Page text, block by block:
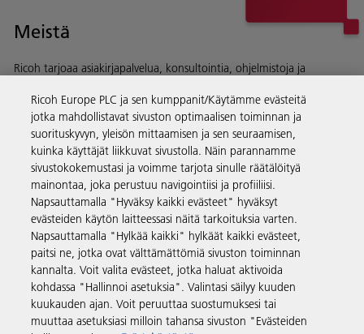
Meistä
Ricoh tarjoaa asiakirjapalvelua, konsultointia, ohjelmistoja ja
Lue lisää historiastamme ja toiminnastamme
Yritysratkaisut
Tuotteet ja palvelut
Tuki ja yhteystiedot
Ricoh Europe PLC ja sen kumppanit/Käytämme evästeitä
jotka mahdollistavat sivuston optimaalisen toiminnan ja
suorituskyvyn, yleisön mittaamisen ja sen seuraamisen,
kuinka käyttäjät liikkuvat sivustolla. Näin parannamme
sivustokokemustasi ja voimme tarjota sinulle räätälöityä
mainontaa, joka perustuu navigointiisi ja profiiliisi.
Napsauttamalla "Hyväksy kaikki evästeet" hyväksyt
evästeiden käytön laitteessasi näitä tarkoituksia varten.
Napsauttamalla "Hylkää kaikki" hylkäät kaikki evästeet,
paitsi ne, jotka ovat välttämättömiä sivuston toiminnan
kannalta. Voit valita evästeet, jotka haluat aktivoida
kohdassa "Hallinnoi asetuksia". Valintasi säilyy kuuden
kuukauden ajan. Voit peruuttaa suostumuksesi tai
muuttaa asetuksiasi milloin tahansa sivuston "Evästeiden